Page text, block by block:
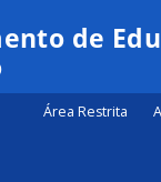
de
Área Restrita